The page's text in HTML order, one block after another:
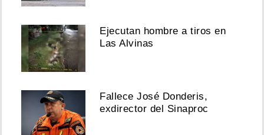
Ejecutan hombre a tiros en
Las Alvinas
Fallece José Donderis,
exdirector del Sinaproc